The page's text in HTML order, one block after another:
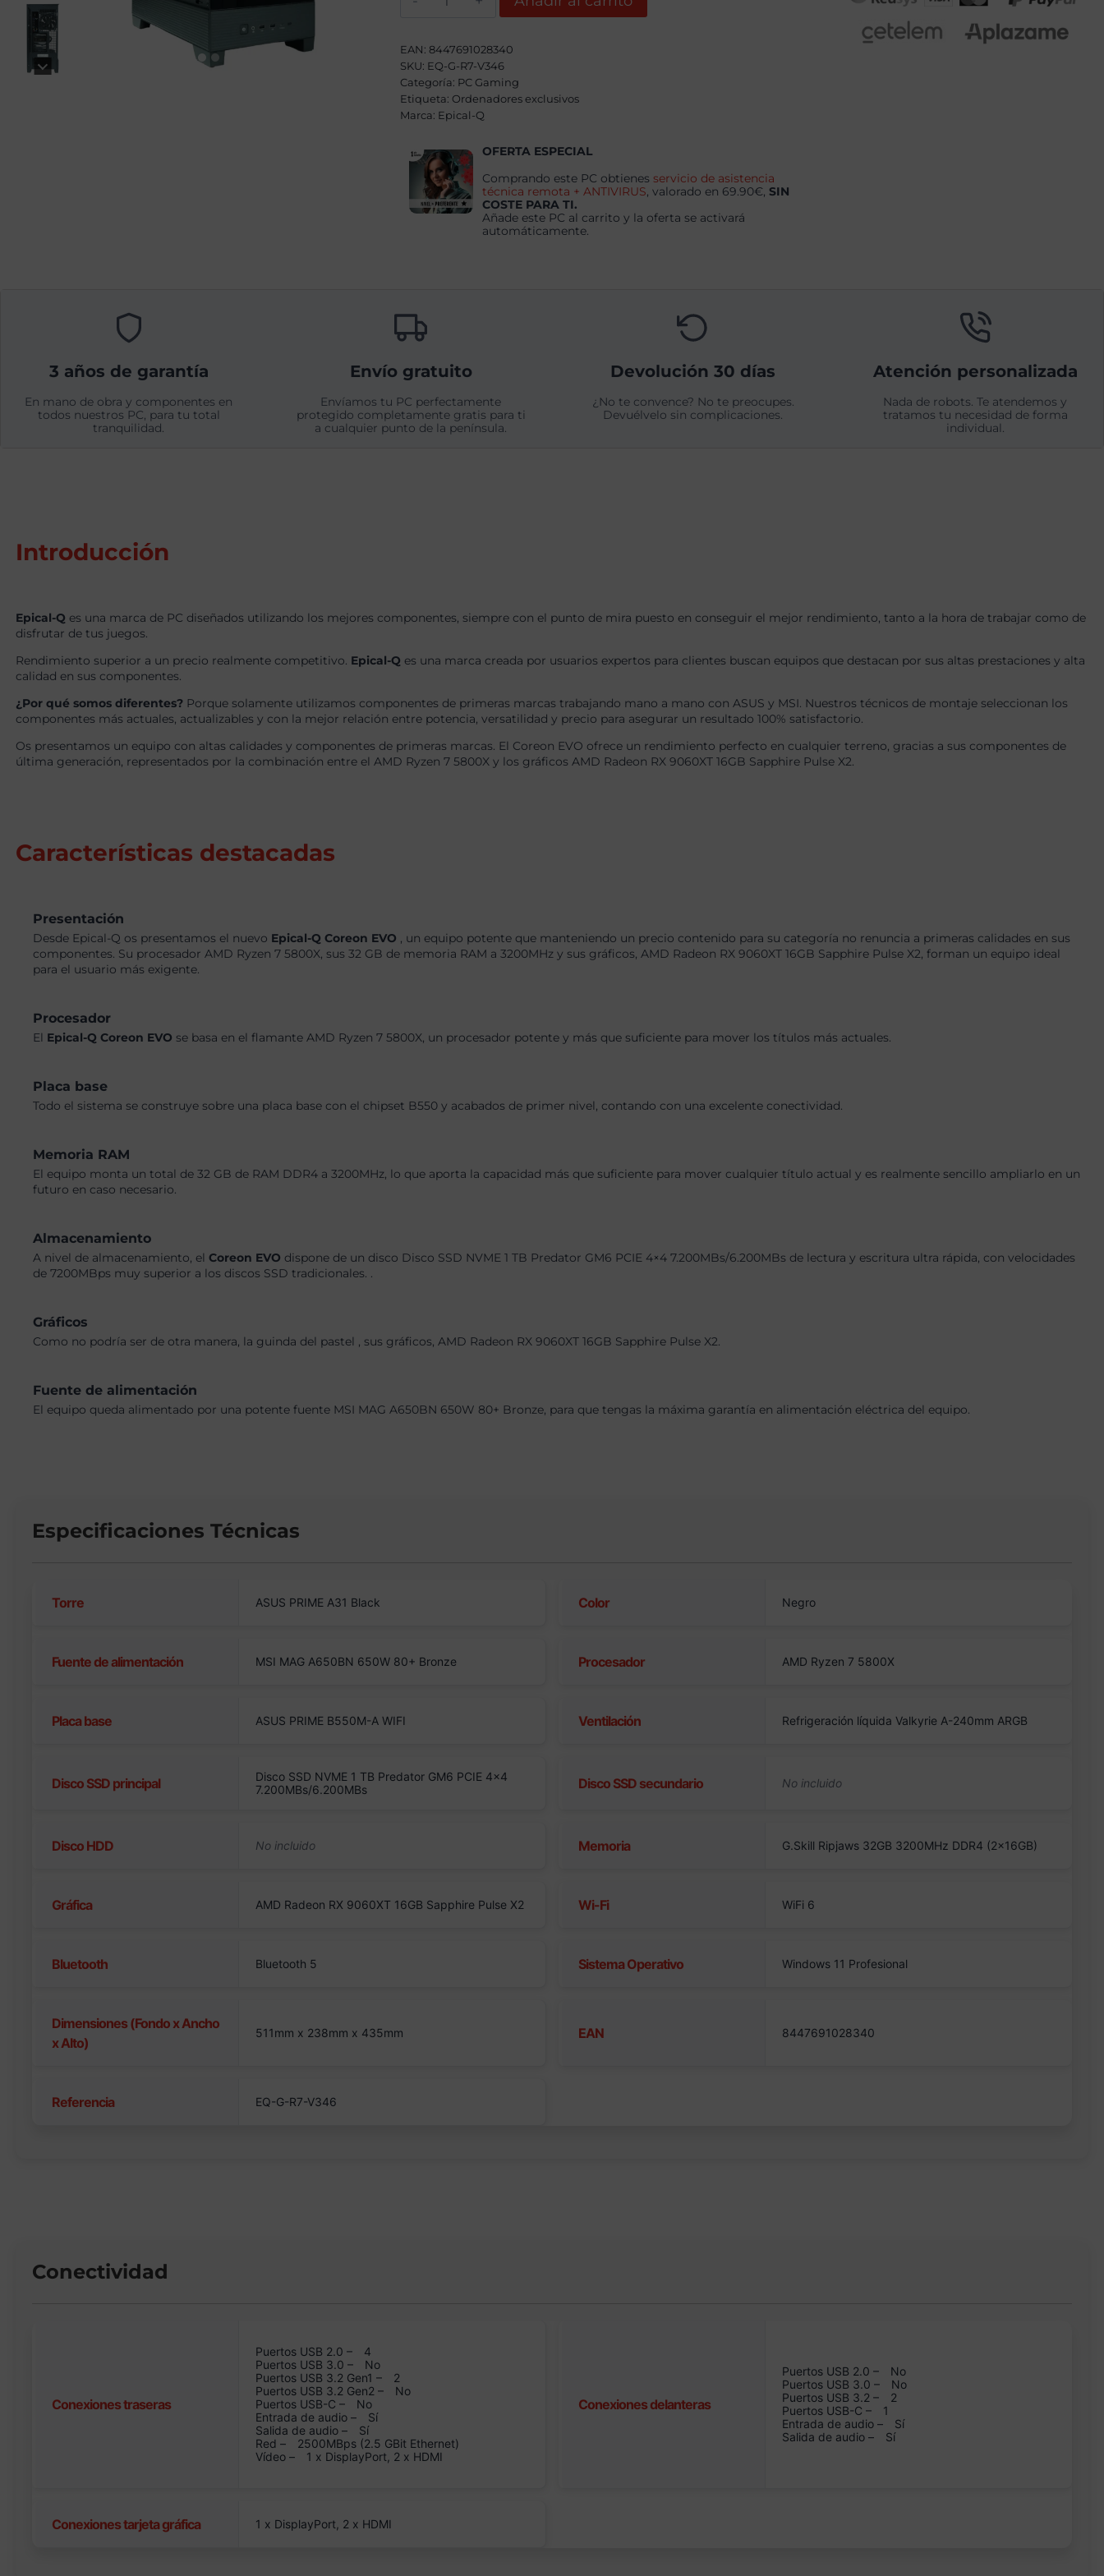
AMD
Ryzen
7
5800X,
32GB,
1TB
SSD
RX
9060XT
16GB
+
Windows
11
EAN: 8447691028340
SKU: EQ-G-R7-V346
Categoría: PC Gaming
Etiqueta: Ordenadores exclusivos
Marca: Epical-Q
OFERTA ESPECIAL
Comprando este PC obtienes servicio de asistencia
técnica remota + ANTIVIRUS, valorado en 69.90€, SIN
COSTE PARA TI.
Añade este PC al carrito y la oferta se activará
automáticamente.
3 años de garantía
En mano de obra y componentes en
todos nuestros PC, para tu total
tranquilidad.
Envío gratuito
Envíamos tu PC perfectamente
protegido completamente gratis para ti
a cualquier punto de la península.
Devolución 30 días
¿No te convence? No te preocupes.
Devuélvelo sin complicaciones.
Atención personalizada
Nada de robots. Te atendemos y
tratamos tu necesidad de forma
individual.
Introducción
Epical-Q es una marca de PC diseñados utilizando los mejores componentes, siempre con el punto de mira puesto en conseguir el mejor rendimiento, tanto a la hora de trabajar como de
disfrutar de tus juegos.
Rendimiento superior a un precio realmente competitivo. Epical-Q es una marca creada por usuarios expertos para clientes buscan equipos que destacan por sus altas prestaciones y alta
calidad en sus componentes.
¿Por qué somos diferentes? Porque solamente utilizamos componentes de primeras marcas trabajando mano a mano con ASUS y MSI. Nuestros técnicos de montaje seleccionan los
componentes más actuales, actualizables y con la mejor relación entre potencia, versatilidad y precio para asegurar un resultado 100% satisfactorio.
Os presentamos un equipo con altas calidades y componentes de primeras marcas. El Coreon EVO ofrece un rendimiento perfecto en cualquier terreno, gracias a sus componentes de
última generación, representados por la combinación entre el AMD Ryzen 7 5800X y los gráficos AMD Radeon RX 9060XT 16GB Sapphire Pulse X2.
Características destacadas
Presentación
Desde Epical-Q os presentamos el nuevo Epical-Q Coreon EVO , un equipo potente que manteniendo un precio contenido para su categoría no renuncia a primeras calidades en sus
componentes. Su procesador AMD Ryzen 7 5800X, sus 32 GB de memoria RAM a 3200MHz y sus gráficos, AMD Radeon RX 9060XT 16GB Sapphire Pulse X2, forman un equipo ideal
para el usuario más exigente.
Procesador
El Epical-Q Coreon EVO se basa en el flamante AMD Ryzen 7 5800X, un procesador potente y más que suficiente para mover los títulos más actuales.
Placa base
Todo el sistema se construye sobre una placa base con el chipset B550 y acabados de primer nivel, contando con una excelente conectividad.
Memoria RAM
El equipo monta un total de 32 GB de RAM DDR4 a 3200MHz, lo que aporta la capacidad más que suficiente para mover cualquier título actual y es realmente sencillo ampliarlo en un
futuro en caso necesario.
Almacenamiento
A nivel de almacenamiento, elCoreon EVO dispone de un disco Disco SSD NVME 1 TB Predator GM6 PCIE 4×4 7.200MBs/6.200MBs de lectura y escritura ultra rápida, con velocidades
de 7200MBps muy superior a los discos SSD tradicionales. .
Gráficos
Como no podría ser de otra manera, la guinda del pastel , sus gráficos, AMD Radeon RX 9060XT 16GB Sapphire Pulse X2.
Fuente de alimentación
El equipo queda alimentado por una potente fuente MSI MAG A650BN 650W 80+ Bronze, para que tengas la máxima garantía en alimentación eléctrica del equipo.
Especificaciones Técnicas
Torre ASUS PRIME A31 Black Color Negro
Fuente de alimentación MSI MAG A650BN 650W 80+ Bronze Procesador AMD Ryzen 7 5800X
Placa base ASUS PRIME B550M-A WIFI Ventilación Refrigeración líquida Valkyrie A-240mm ARGB
Disco SSD principal
Disco SSD NVME 1 TB Predator GM6 PCIE 4×4
7.200MBs/6.200MBs
Disco SSD secundario
Disco HDD Memoria G.Skill Ripjaws 32GB 3200MHz DDR4 (2x16GB)
Gráfica AMD Radeon RX 9060XT 16GB Sapphire Pulse X2 Wi-Fi WiFi 6
Bluetooth Bluetooth 5 Sistema Operativo Windows 11 Profesional
Dimensiones (Fondo x Ancho
x Alto)
511mm x 238mm x 435mm EAN 8447691028340
Referencia EQ-G-R7-V346
Conectividad
Conexiones traseras
Puertos USB 2.0 –
4
Puertos USB 3.0 –
No
Puertos USB 3.2 Gen1 –
2
Puertos USB 3.2 Gen2 –
No
Puertos USB-C –
No
Entrada de audio –
Sí
Salida de audio –
Sí
Red –
2500MBps (2.5 GBit Ethernet)
Vídeo –
1 x DisplayPort, 2 x HDMI
Conexiones delanteras
Puertos USB 2.0 –
No
Puertos USB 3.0 –
No
Puertos USB 3.2 –
2
Puertos USB-C –
1
Entrada de audio –
Sí
Salida de audio –
Sí
Conexiones tarjeta gráfica 1 x DisplayPort, 2 x HDMI